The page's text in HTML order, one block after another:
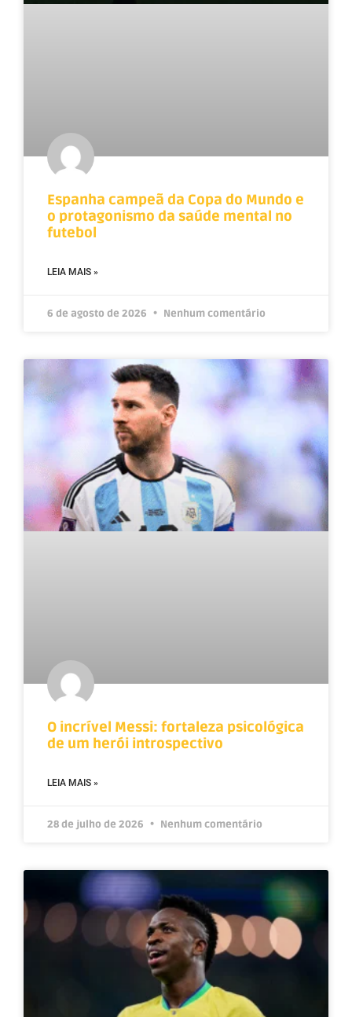
Espanha campeã da Copa do Mundo e
o protagonismo da saúde mental no
futebol
LEIA MAIS »
6 de agosto de 2026 Nenhum comentário
O incrível Messi: fortaleza psicológica
de um herói introspectivo
LEIA MAIS »
28 de julho de 2026 Nenhum comentário